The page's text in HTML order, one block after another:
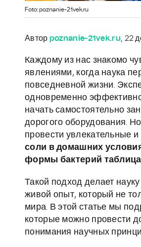
Foto: poznanie-21vek.ru
Автор poznanie-21vek.ru, 22
Каждому из нас знакомо
явлениями, когда наука
повседневной жизни.
одновременно
начать самостоятельно
дорогого оборудования.
провести увлекательные
соли в домашних
формы бактерий таблица
Такой подход делает
живой опыт, который не
мира. В этой статье мы
которые можно провести
понимания научных